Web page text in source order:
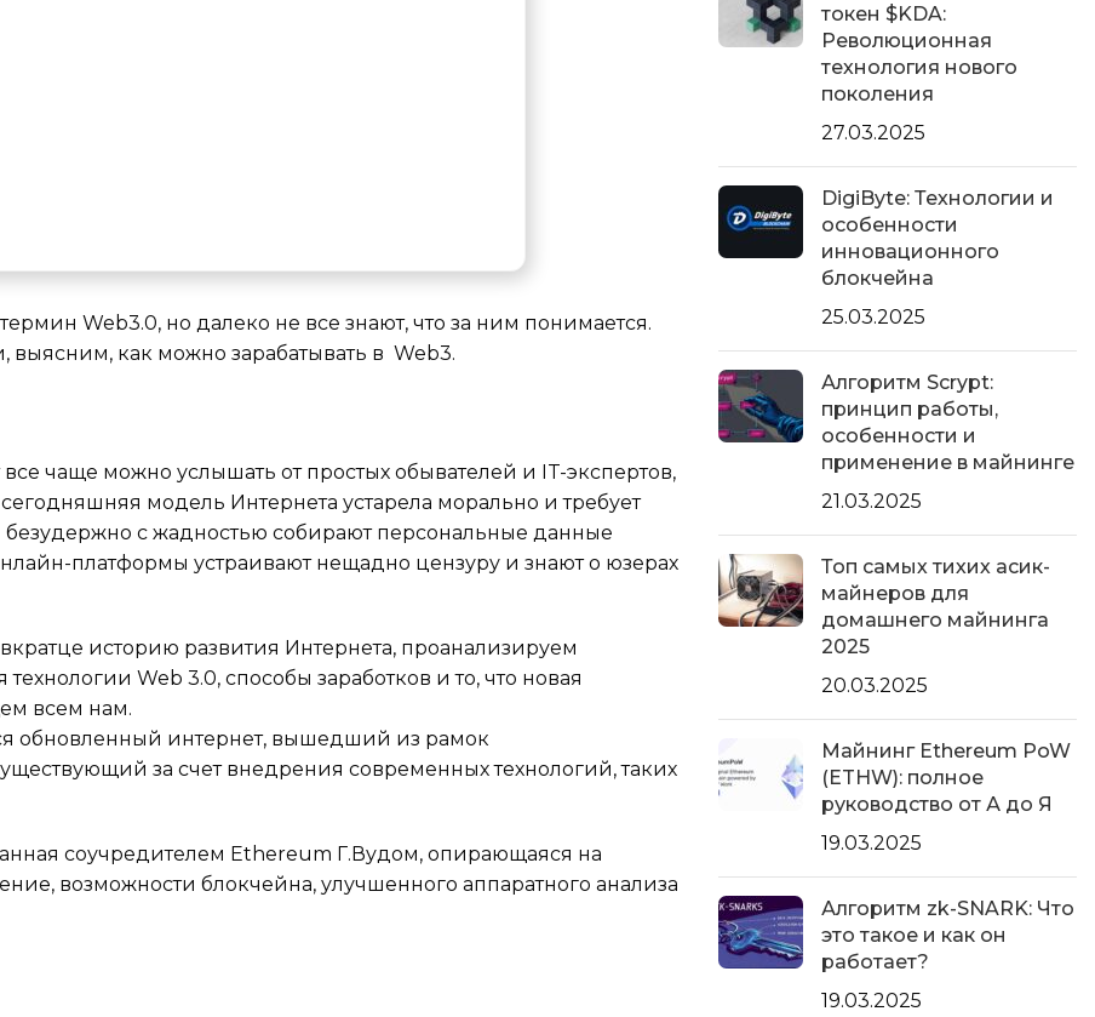
Web3.0, но далеко не все знают, что за ним понимается.
выясним, как можно зарабатывать в Web3.
чаще можно услышать от простых обывателей и IT-экспертов,
модель Интернета устарела морально и требует
с жадностью собирают персональные данные
платформы устраивают нещадно цензуру и знают о юзерах
историю развития Интернета, проанализируем
Web 3.0, способы заработков и то, что новая
всем нам.
обновленный интернет, вышедший из рамок
за счет внедрения современных технологий, таких
соучредителем Ethereum Г.Вудом, опирающаяся на
возможности блокчейна, улучшенного аппаратного анализа
токен $KDA:
Революционная
технология нового
поколения
27.03.2025
DigiByte: Технологии и
особенности
инновационного
блокчейна
25.03.2025
Алгоритм Scrypt:
принцип работы,
особенности и
применение в майнинге
21.03.2025
Топ самых тихих асик-
майнеров для
домашнего майнинга
2025
20.03.2025
Майнинг Ethereum PoW
(ETHW): полное
руководство от А до Я
19.03.2025
Алгоритм zk-SNARK: Что
это такое и как он
работает?
19.03.2025